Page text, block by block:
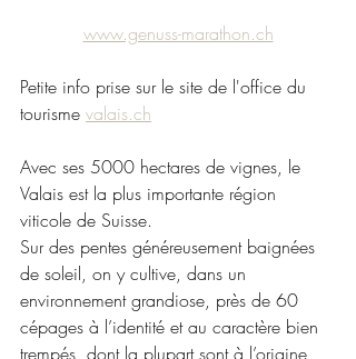
www.genuss-marathon.ch
Petite info prise sur le site de l'office du
tourisme valais.ch
Avec ses 5000 hectares de vignes, le
Valais est la plus importante région
viticole de Suisse.
Sur des pentes généreusement baignées
de soleil, on y cultive, dans un
environnement grandiose, près de 60
cépages à l’identité et au caractère bien
trempés, dont la plupart sont à l’origine